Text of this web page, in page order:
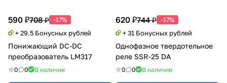
590 ₽708 ₽ -17%
+ 29.5 Бонусных рублей
Понижающий DC-DC
преобразователь LM317
0 0 В наличии
620 ₽744 ₽ -17%
+ 31 Бонусных рублей
Однофазное твердотельное
реле SSR-25 DA
0 0 В наличии